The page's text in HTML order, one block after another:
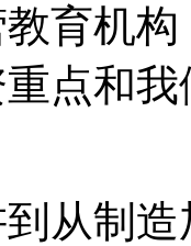
育机
点和
从制